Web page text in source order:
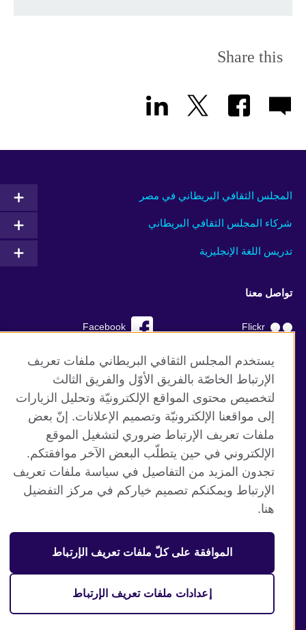
Share this
المجلس الثقافي البريطاني في مصر
شركاء المجلس الثقافي البريطاني
تدريس اللغة الإنجليزية
تواصل معنا
Facebook Flickr
YouTube RSS
TikTok
موقع المجلس الثقافي البريطاني العالمي
الخصوصية وشروط الاستخدام
ملفات تعريف الإرتباط
خارطة الموقع
منظمة المملكة المتحدة الدولية للعلاقات الثقافية والفرص
يستخدم المجلس الثقافي البريطاني ملفات تعريف
الإرتباط الخاصّة بالفريق الأوّل والفريق الثالث
لتخصيص محتوى المواقع الإلكترونيّة وتحليل الزيارات
إلى مواقعنا الإلكترونيّة وتصميم الإعلانات. إنّ بعض
ملفات تعريف الإرتباط ضروري لتشغيل الموقع
الإلكتروني في حين يتطلّب البعض الآخر موافقتكم.
تجدون المزيد من التفاصيل في سياسة ملفات تعريف
الإرتباط ويمكنكم تصميم خياركم في مركز التفضيل
هنا.
الموافقة على كلّ ملفات تعريف الإرتباط
إعدادات ملفات تعريف الإرتباط